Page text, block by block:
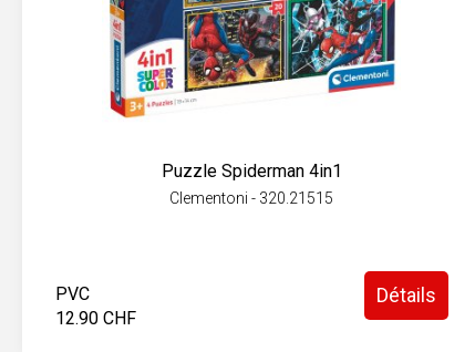
Puzzle Spiderman 4in1
Clementoni - 320.21515
PVC
12.90 CHF
Détails